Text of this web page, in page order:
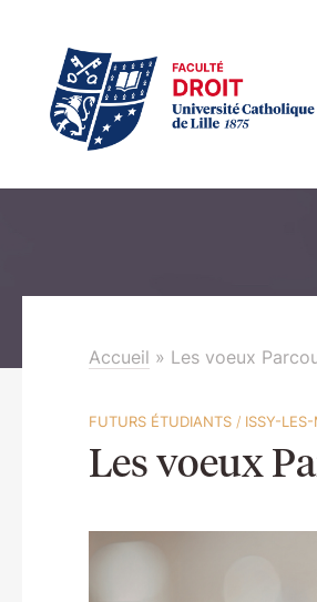
Accueil » Les voeux
FUTURS ÉTUDIANTS/ ISSY-
Les voeux